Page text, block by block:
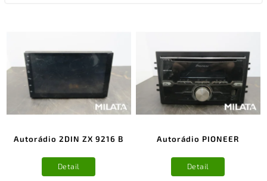
Autorádio 2DIN ZX 9216 B
Detail
Autorádio PIONEER
Detail